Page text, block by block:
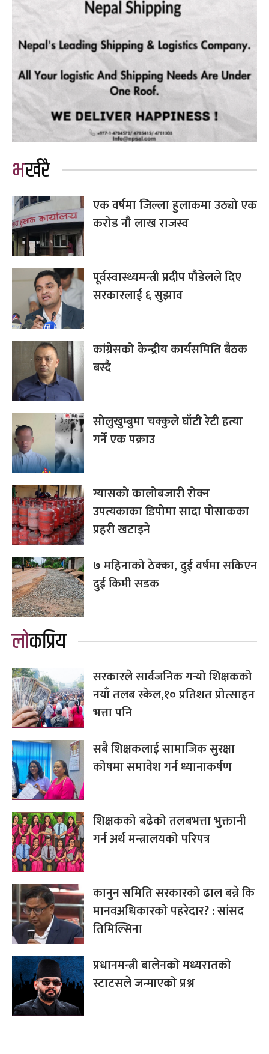
भर्खरै
एक वर्षमा जिल्ला हुलाकमा उठ्यो एक
करोड नौ लाख राजस्व
पूर्वस्वास्थ्यमन्त्री प्रदीप पौडेलले दिए
सरकारलाई ६ सुझाव
कांग्रेसको केन्द्रीय कार्यसमिति बैठक
बस्दै
सोलुखुम्बुमा चक्कुले घाँटी रेटी हत्या
गर्ने एक पक्राउ
ग्यासको कालोबजारी रोक्न
उपत्यकाका डिपोमा सादा पोसाकका
प्रहरी खटाइने
७ महिनाको ठेक्का, दुई वर्षमा सकिएन
दुई किमी सडक
लोकप्रिय
सरकारले सार्वजनिक गर्‍यो शिक्षकको
नयाँ तलब स्केल,१० प्रतिशत प्रोत्साहन
भत्ता पनि
सबै शिक्षकलाई सामाजिक सुरक्षा
कोषमा समावेश गर्न ध्यानाकर्षण
शिक्षकको बढेको तलबभत्ता भुक्तानी
गर्न अर्थ मन्त्रालयको परिपत्र
कानुन समिति सरकारको ढाल बन्ने कि
मानवअधिकारको पहरेदार? : सांसद
तिमिल्सिना
प्रधानमन्त्री बालेनको मध्यरातको
स्टाटसले जन्माएको प्रश्न